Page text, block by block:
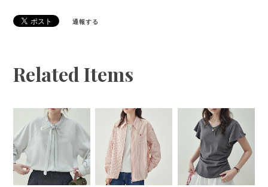
通報する
Related Items